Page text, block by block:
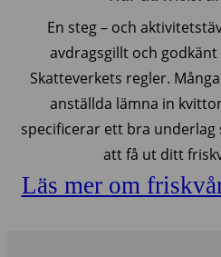
En steg – och
avdragsgillt och
Skatteverkets regler.
anställda lämna in
specificerar ett bra
att få ut ditt
Läs mer om